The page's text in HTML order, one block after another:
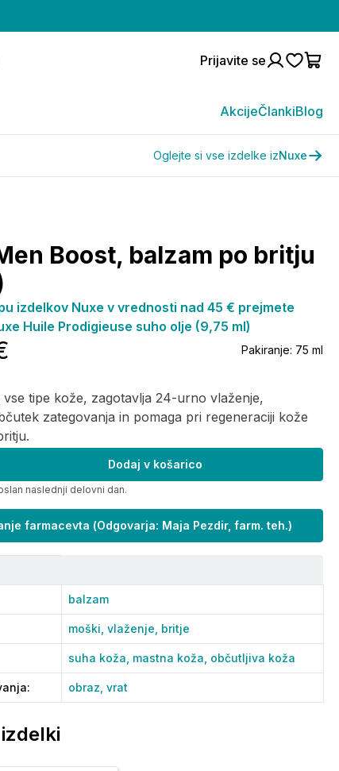
Prijavite se
AkcijeČlankiBlog
Oglejte si vse izdelke izNuxe
Boost, balzam po britju
vse tipe kože, zagotavlja 24-urno vlaženje,
zategovanja in pomaga pri regeneraciji kože
Pakiranje: 75 ml
izdelkov Nuxe v vrednosti nad 45 € prejmete
Huile Prodigieuse suho olje (9,75 ml)
Dodaj v košarico
naslednji delovni dan.
farmacevta (Odgovarja: Maja Pezdir, farm. teh.)
balzam
moški, vlaženje, britje
suha koža, mastna koža, občutljiva koža
: obraz, vrat